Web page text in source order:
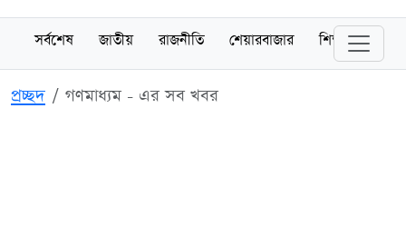
সর্বশেষ জাতীয় রাজনীতি শেয়ারবাজার শিক্ষা
প্রচ্ছদ গণমাধ্যম - এর সব খবর